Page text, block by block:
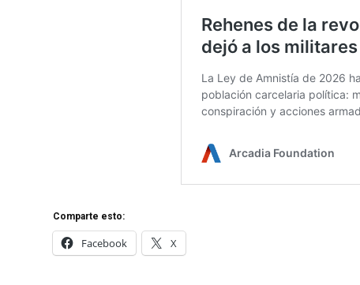
Comparte esto:
Facebook X